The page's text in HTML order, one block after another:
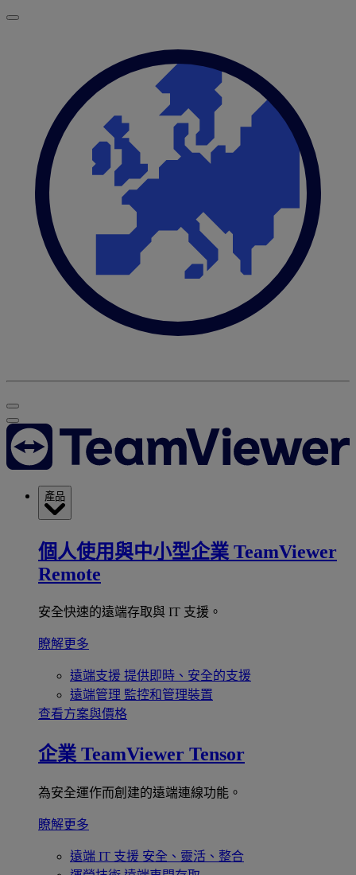
產品
個人使用與中小型企業 TeamViewer
Remote
安全快速的遠端存取與 IT 支援。
瞭解更多
遠端支援 提供即時、安全的支援
遠端管理 監控和管理裝置
查看方案與價格
企業 TeamViewer Tensor
為安全運作而創建的遠端連線功能。
瞭解更多
遠端 IT 支援 安全、靈活、整合